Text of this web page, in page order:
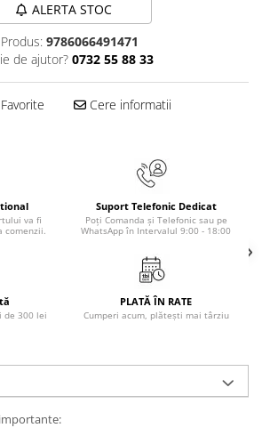
ALERTA STOC
9786066491471
de ajutor? 0732 55 88 33
Cere informatii
va fi
comenzii.
Suport Telefonic Dedicat
Poți Comanda și Telefonic sau pe
WhatsApp în Intervalul 9:00 - 18:00
de 300 lei
PLATĂ ÎN RATE
Cumperi acum, plătești mai târziu